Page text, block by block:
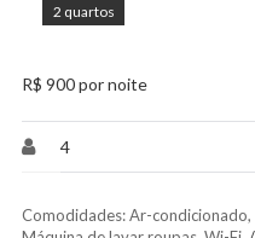
2 quartos
R$ 900 por noite
4
Comodidades: Ar-condicionado,